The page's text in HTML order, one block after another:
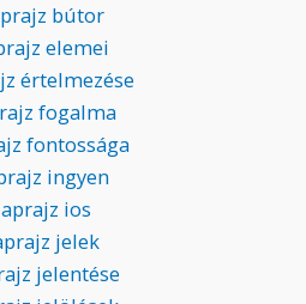
bútor
elemei
értelmezése
fogalma
fontossága
ingyen
ios
jelek
jelentése